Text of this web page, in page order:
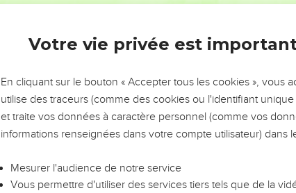
imprévus.
par le soleil. Ma peau est devenue noire par la maladie
l'assemblée... Ses souffrances sont telles qu'il ne
à des animaux connus par leurs cris lugubres.
dessus moi: verset 17.
Votre vie privée est
En cliquant sur le bouton « Accepter tous les cookies », vous
utilise des traceurs (comme des cookies ou l'identifiant
et traite vos données à caractère personnel (comme vos
informations renseignées dans votre compte utilisateur) dans
Mesurer l'audience de notre service
Vous permettre d'utiliser des services tiers tels que de la